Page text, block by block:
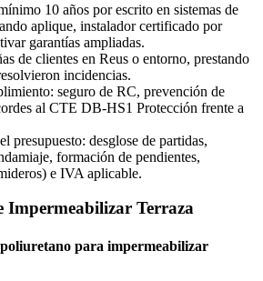
10 años por escrito en sistemas de
aplique, instalador certificado por
garantías ampliadas.
de clientes en Reus o entorno, prestando
incidencias.
seguro de RC, prevención de
al CTE DB-HS1 Protección frente a
presupuesto: desglose de partidas,
formación de pendientes,
e IVA aplicable.
Impermeabilizar Terraza
para impermeabilizar